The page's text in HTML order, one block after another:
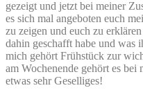
gezeigt und jetzt bei meiner
es sich mal angeboten euch
zu zeigen und euch zu
dahin geschafft habe und was
mich gehört Frühstück zur
am Wochenende gehört es
etwas sehr Geselliges!